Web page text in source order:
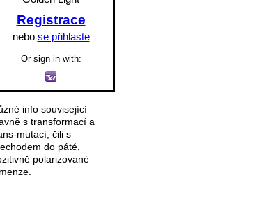
Registrace
nebo se přihlaste
Or sign in with:
info související
s transformací a
mutací, čili s
do páté,
polarizované